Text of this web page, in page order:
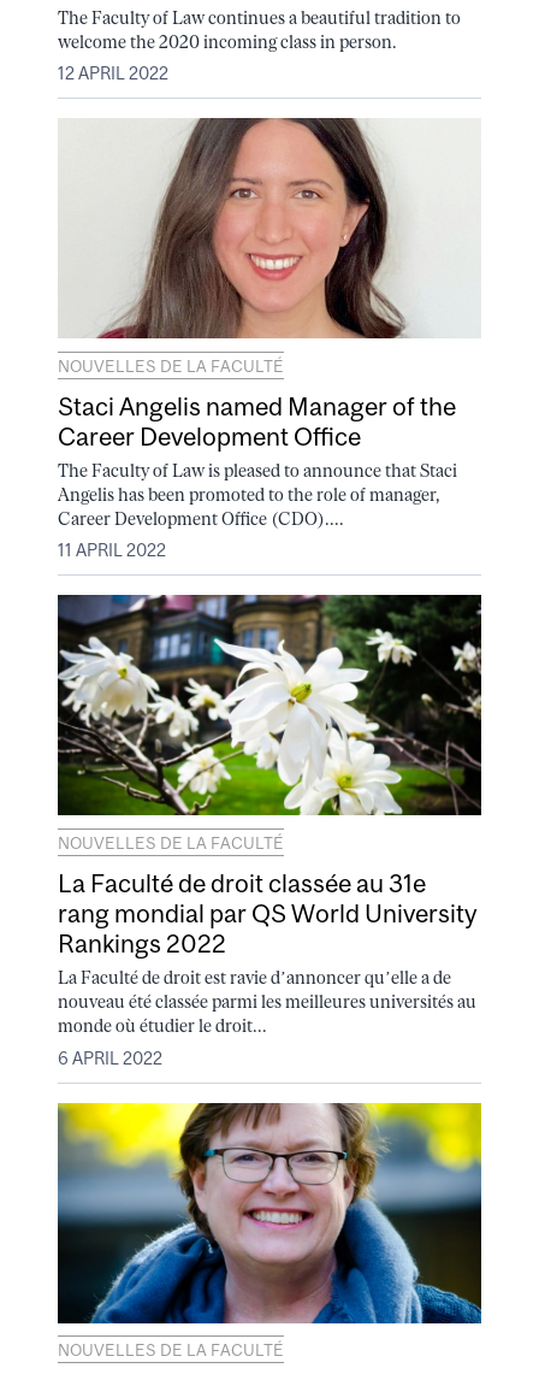
The Faculty of Law continues a beautiful tradition to
welcome the 2020 incoming class in person.
12 APRIL 2022
NOUVELLES DE LA FACULTÉ
Staci Angelis named Manager of the
Career Development Office
The Faculty of Law is pleased to announce that Staci
Angelis has been promoted to the role of manager,
Career Development Office (CDO)....
11 APRIL 2022
NOUVELLES DE LA FACULTÉ
La Faculté de droit classée au 31e
rang mondial par QS World University
Rankings 2022
La Faculté de droit est ravie d’annoncer qu’elle a de
nouveau été classée parmi les meilleures universités au
monde où étudier le droit...
6 APRIL 2022
NOUVELLES DE LA FACULTÉ